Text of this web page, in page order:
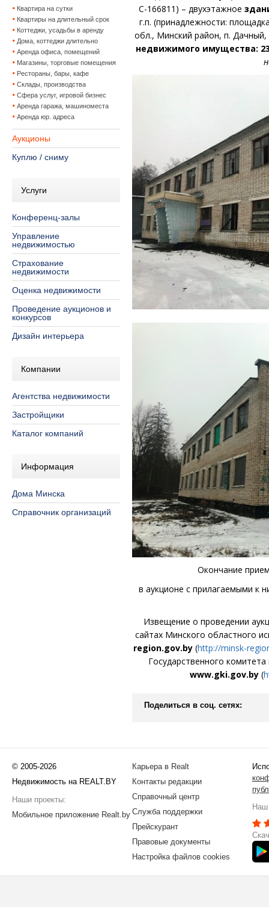
Квартира на сутки
Квартиры на длительный срок
Коттеджи, усадьбы в аренду
Дома, коттеджи длительно
Аренда офиса, помещений
Магазины, торговые помещения
Рестораны, бары, кафе
Склады, производства
Сфера услуг, игровой бизнес
Аренда гаража, машиноместа
Аренда юр. адреса
Аукционы
Куплю / сниму
Услуги
Конференц-залы
Управление
недвижимостью
Страхование
недвижимости
Оценка недвижимости
Проведение аукционов и
конкурсов
Дизайн интерьера
Компании
Агентства недвижимости
Застройщики
Каталог компаний
Информация
Дома Минска
Справочник организаций
С-166811) – двухэтажное
г.п. (принадлежности:
обл., Минский район, п.
недвижимого имущества:
Окончание
в аукционе с прилагаемыми к
Извещение о проведении
сайтах Минского областного
region.gov.by(http://minsk-
Государственного
www.gki.gov.by (
Поделиться в соц. сетях:
© 2005-2026
Недвижимость на REALT.BY
Наши проекты:
Мобильное приложение Realt.by
Карьера в Realt
Контакты редакции
Справочный центр
Служба поддержки
Прейскурант
Правовые документы
Настройка файлов cookies
Наш